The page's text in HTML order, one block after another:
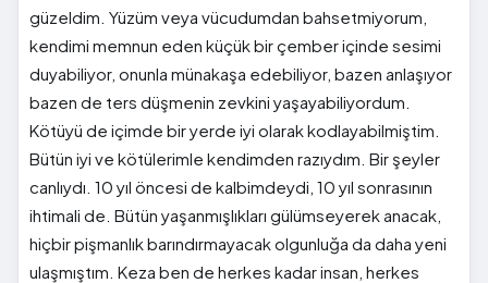
güzeldim. Yüzüm veya vücudumdan bahsetmiyorum,
kendimi memnun eden küçük bir çember içinde sesimi
duyabiliyor, onunla münakaşa edebiliyor, bazen anlaşıyor
bazen de ters düşmenin zevkini yaşayabiliyordum.
Kötüyü de içimde bir yerde iyi olarak kodlayabilmiştim.
Bütün iyi ve kötülerimle kendimden razıydım. Bir şeyler
canlıydı. 10 yıl öncesi de kalbimdeydi, 10 yıl sonrasının
ihtimali de. Bütün yaşanmışlıkları gülümseyerek anacak,
hiçbir pişmanlık barındırmayacak olgunluğa da daha yeni
ulaşmıştım. Keza ben de herkes kadar insan, herkes